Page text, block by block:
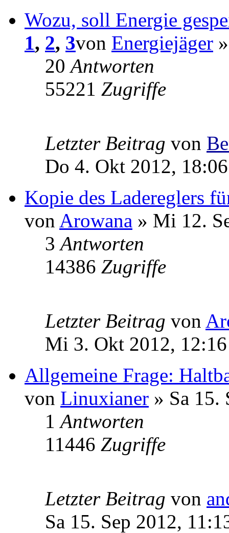
Wozu, soll Energie
1, 2, 3von Energiejäger
20Antworten
55221 Zugriffe
Letzter Beitrag von
Do 4. Okt 2012, 18:06
Kopie des Ladereglers
von Arowana » Mi 12.
3Antworten
14386 Zugriffe
Letzter Beitrag von
Mi 3. Okt 2012, 12:16
Allgemeine Frage:
von Linuxianer » Sa 15.
1Antworten
11446 Zugriffe
Letzter Beitrag von
Sa 15. Sep 2012,